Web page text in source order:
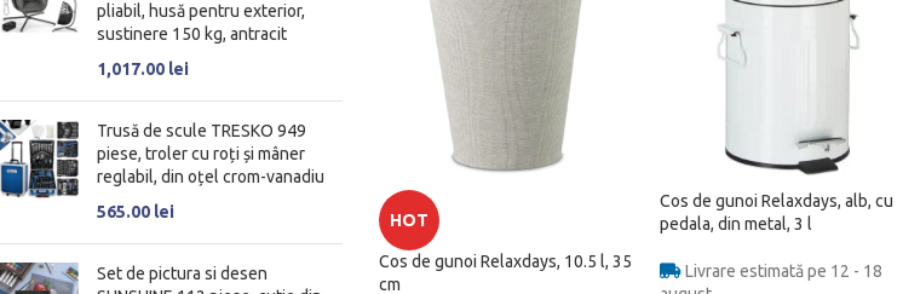
pliabil, husă pentru exterior,
sustinere 150 kg, antracit
1,017.00 lei
Trusă de scule TRESKO 949
piese, troler cu roți și mâner
reglabil, din oțel crom-vanadiu
565.00 lei
Set de pictura si desen
HOT
Cos de gunoi Relaxdays, 10.5 l, 35
cm
Cos de gunoi Relaxdays, alb, cu
pedala, din metal, 3 l
Livrare estimată pe 12 - 18